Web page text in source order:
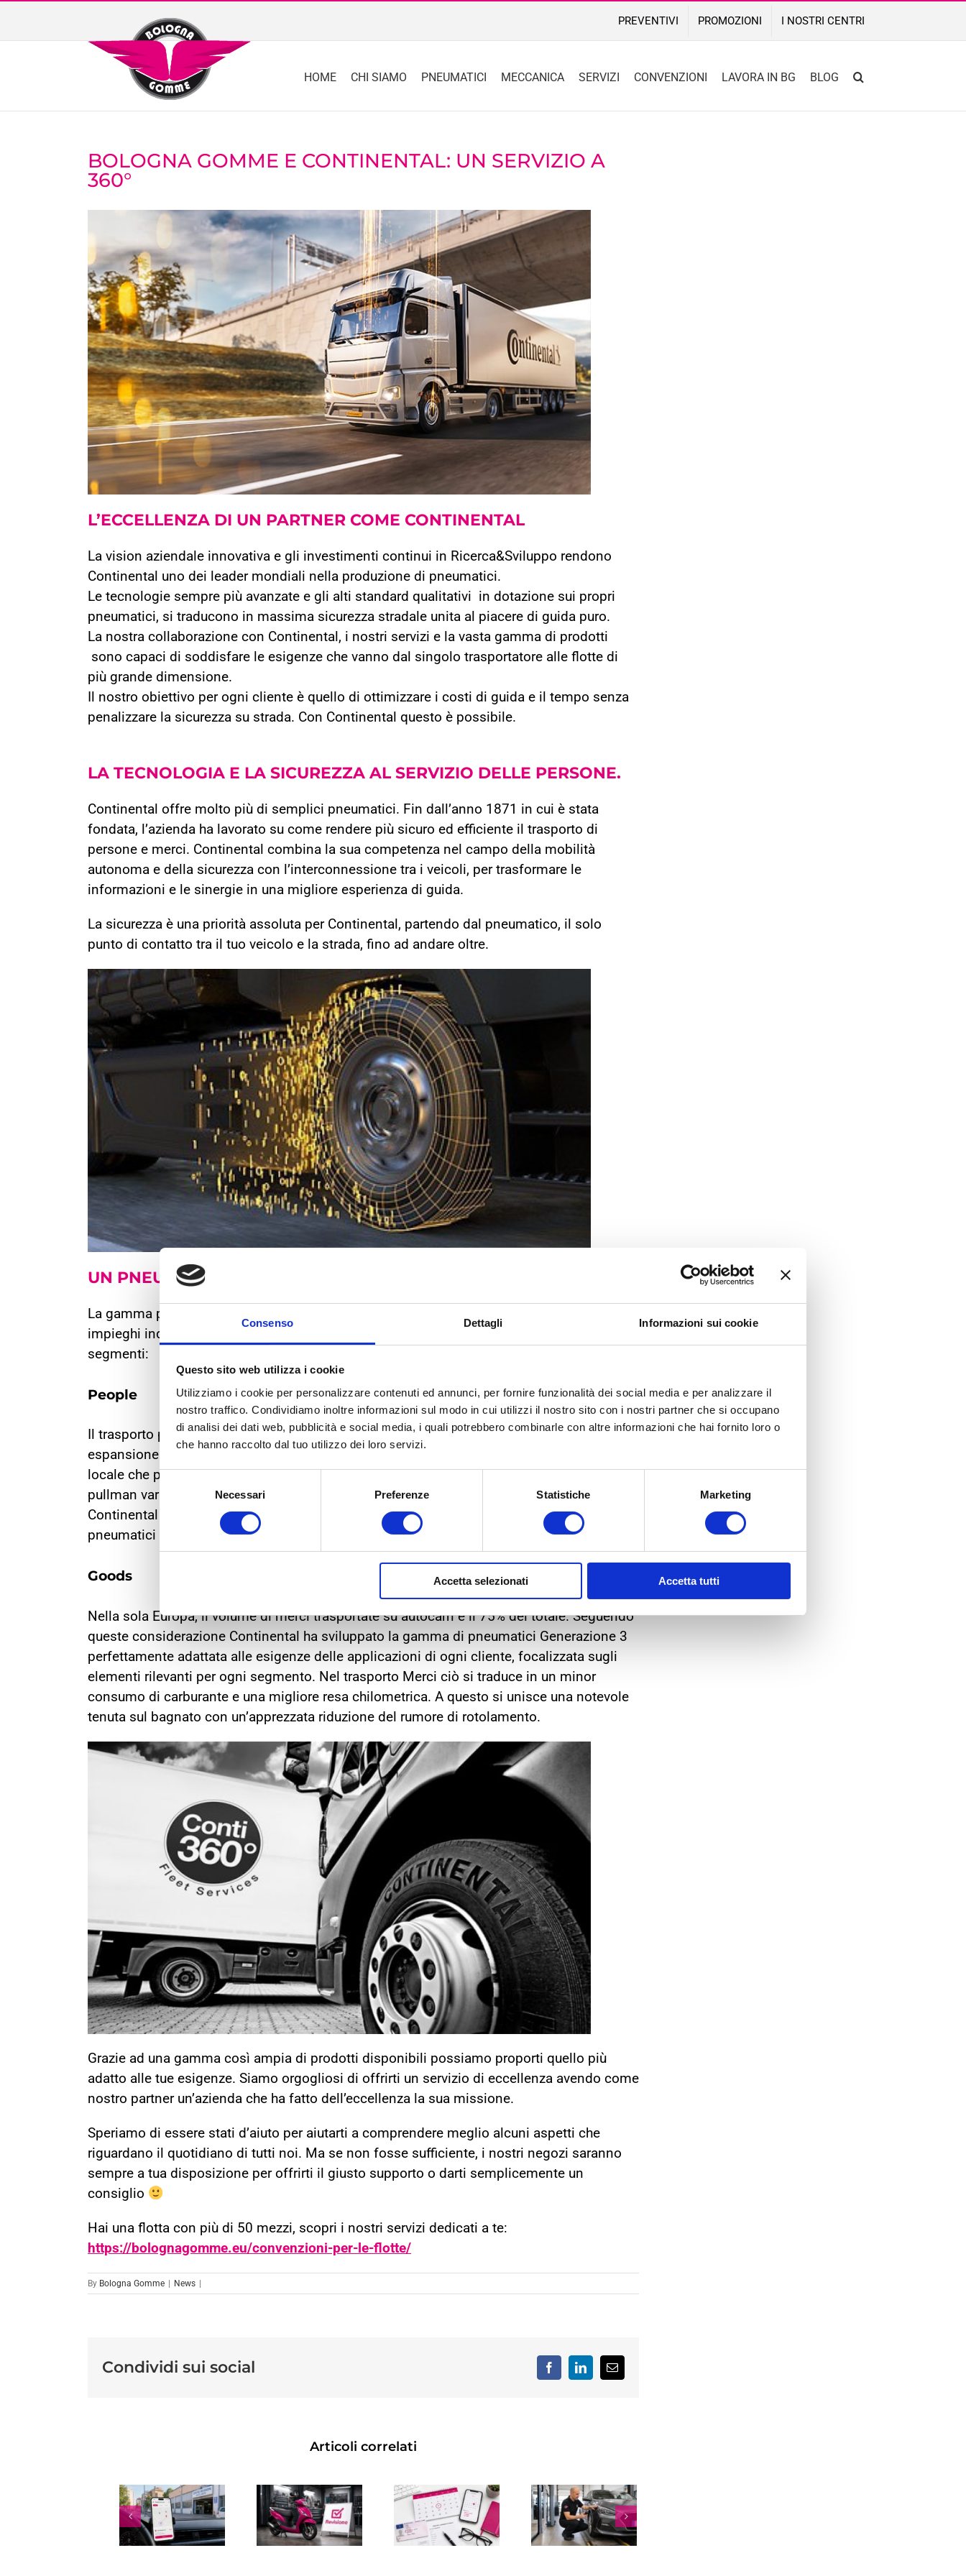
Consenso Dettagli Informazioni sui cookie
Questo sito web utilizza i cookie
Utilizziamo i cookie per personalizzare contenuti ed annunci, per fornire funzionalità dei social media e per analizzare il
nostro traffico. Condividiamo inoltre informazioni sul modo in cui utilizzi il nostro sito con i nostri partner che si occupano
di analisi dei dati web, pubblicità e social media, i quali potrebbero combinarle con altre informazioni che hai fornito loro o
che hanno raccolto dal tuo utilizzo dei loro servizi.
Selezione
del
Necessari Preferenze Statistiche Marketing
Accetta selezionati Accetta tutti
content
PREVENTIVI PROMOZIONI I NOSTRI CENTRI
HOME CHI SIAMO PNEUMATICI MECCANICA SERVIZI CONVENZIONI LAVORA IN BG BLOG
BOLOGNA GOMME E CONTINENTAL: UN SERVIZIO A
360°
L’ECCELLENZA DI UN PARTNER COME CONTINENTAL
La vision aziendale innovativa e gli investimenti continui in Ricerca&Sviluppo rendono
Continental uno dei leader mondiali nella produzione di pneumatici.
Le tecnologie sempre più avanzate e gli alti standard qualitativi in dotazione sui propri
pneumatici, si traducono in massima sicurezza stradale unita al piacere di guida puro.
La nostra collaborazione con Continental, i nostri servizi e la vasta gamma di prodotti
sono capaci di soddisfare le esigenze che vanno dal singolo trasportatore alle flotte di
più grande dimensione.
Il nostro obiettivo per ogni cliente è quello di ottimizzare i costi di guida e il tempo senza
penalizzare la sicurezza su strada. Con Continental questo è possibile.
LA TECNOLOGIA E LA SICUREZZA AL SERVIZIO DELLE PERSONE.
Continental offre molto più di semplici pneumatici. Fin dall’anno 1871 in cui è stata
fondata, l’azienda ha lavorato su come rendere più sicuro ed efficiente il trasporto di
persone e merci. Continental combina la sua competenza nel campo della mobilità
autonoma e della sicurezza con l’interconnessione tra i veicoli, per trasformare le
informazioni e le sinergie in una migliore esperienza di guida.
La sicurezza è una priorità assoluta per Continental, partendo dal pneumatico, il solo
punto di contatto tra il tuo veicolo e la strada, fino ad andare oltre.
UN PNEUMATICO
La gamma per veicoli commerciali Continental include pneumatici per autocarri, pullman e
impieghi industriali. Le tipologie di pneumatici commerciali Continental si dividono in due
segmenti:
People
Il trasporto pubblico è in forte crescita, soprattutto nelle aree adiacenti alle città in
espansione. Autobus e pullman sono flessibili e confortevoli, adatti sia per il trasporto
locale che per quello a lungo raggio. Mentre la domanda di pneumatici per autobus e
pullman varia, le richieste dei passeggeri rimangono le stesse – confort e sicurezza.
Continental copre perfettamente le necessità del trasporto pubblico con tre nuove linee di
pneumatici della Generazione 3: Conti Coach, Conti CityPlus e Conti Urban.
Goods
Nella sola Europa, il volume di merci trasportate su autocarri è il 75% del totale. Seguendo
queste considerazione Continental ha sviluppato la gamma di pneumatici Generazione 3
perfettamente adattata alle esigenze delle applicazioni di ogni cliente, focalizzata sugli
elementi rilevanti per ogni segmento. Nel trasporto Merci ciò si traduce in un minor
consumo di carburante e una migliore resa chilometrica. A questo si unisce una notevole
tenuta sul bagnato con un’apprezzata riduzione del rumore di rotolamento.
Grazie ad una gamma così ampia di prodotti disponibili possiamo proporti quello più
adatto alle tue esigenze. Siamo orgogliosi di offrirti un servizio di eccellenza avendo come
nostro partner un’azienda che ha fatto dell’eccellenza la sua missione.
Speriamo di essere stati d’aiuto per aiutarti a comprendere meglio alcuni aspetti che
riguardano il quotidiano di tutti noi. Ma se non fosse sufficiente, i nostri negozi saranno
sempre a tua disposizione per offrirti il giusto supporto o darti semplicemente un
consiglio
Hai una flotta con più di 50 mezzi, scopri i nostri servizi dedicati a te:
https://bolognagomme.eu/convenzioni-per-le-flotte/
By Bologna Gomme | News |
Condividi sui social FacebookLinkedInEmail
Articoli correlati
PATENTE
SCADUTA:
COSTI,
TEMPI E
REVISIONE
BOLOGNA:
DOVE
FARLA,
COME
REVISIONE
SCADUTA:
IMPORTO,
SANZIONI
OGNI
QUANTO
FARLA,
COSTO,